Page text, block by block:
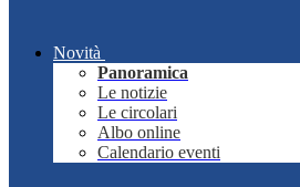
Novità
Panoramica
Le notizie
Le circolari
Albo online
Calendario eventi